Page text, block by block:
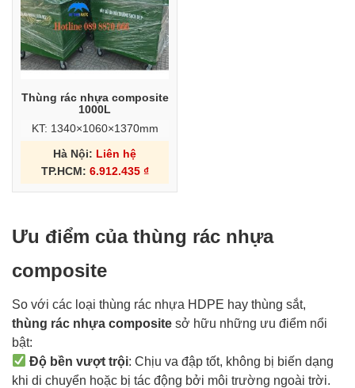
Thùng rác nhựa composite
1000L
KT: 1340×1060×1370mm
Hà Nội: Liên hệ
TP.HCM: 6.912.435 ₫
Ưu điểm của thùng rác nhựa
composite
So với các loại thùng rác nhựa HDPE hay thùng sắt,
thùng rác nhựa composite sở hữu những ưu điểm nổi
bật:
Độ bền vượt trội: Chịu va đập tốt, không bị biến dạng
khi di chuyển hoặc bị tác động bởi môi trường ngoài trời.